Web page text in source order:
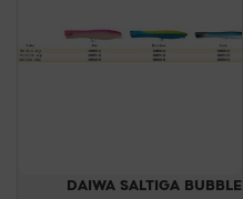
DAIWA SALTIGA BUBBLE